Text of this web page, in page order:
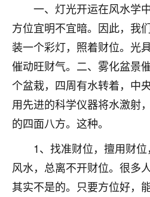
一、灯光开运在风水学
方位宜明不宜暗。因此，我
装一个彩灯，照着财位。光
催动旺财气。二、雾化盆景
个盆栽，四周有水转着，中
用先进的科学仪器将水激射
的四面八方。这种。
1、找准财位，擅用财
风水，总离不开财位。很多
其实不是的。只要方位好，
2小时前 来自海南
梦醒时分
我女儿高二叛逆，大半年
的，把我们两口子愁的不
师，一开始我是病急乱投
做完，我女儿跟变了个人
大学，只要能安安稳稳的
康康的我就很知足了！
鹿森 ：可怜天下父母心
3小时前 来自河北